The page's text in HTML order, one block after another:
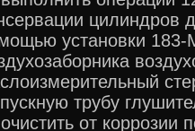
цилиндров
установки 183-
трубу
от коррозии